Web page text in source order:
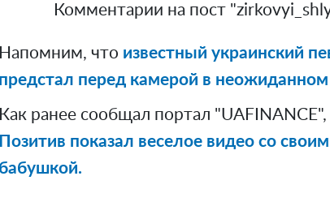
Комментарии на пост
Напомним, что известный украинский
предстал перед камерой в
Как ранее сообщал портал "UAFINANCE",
Позитив показал веселое видео со
бабушкой.